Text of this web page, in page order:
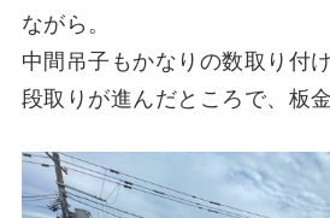
ながら。
中間吊子もかなりの数取り付
段取りが進んだところで、板